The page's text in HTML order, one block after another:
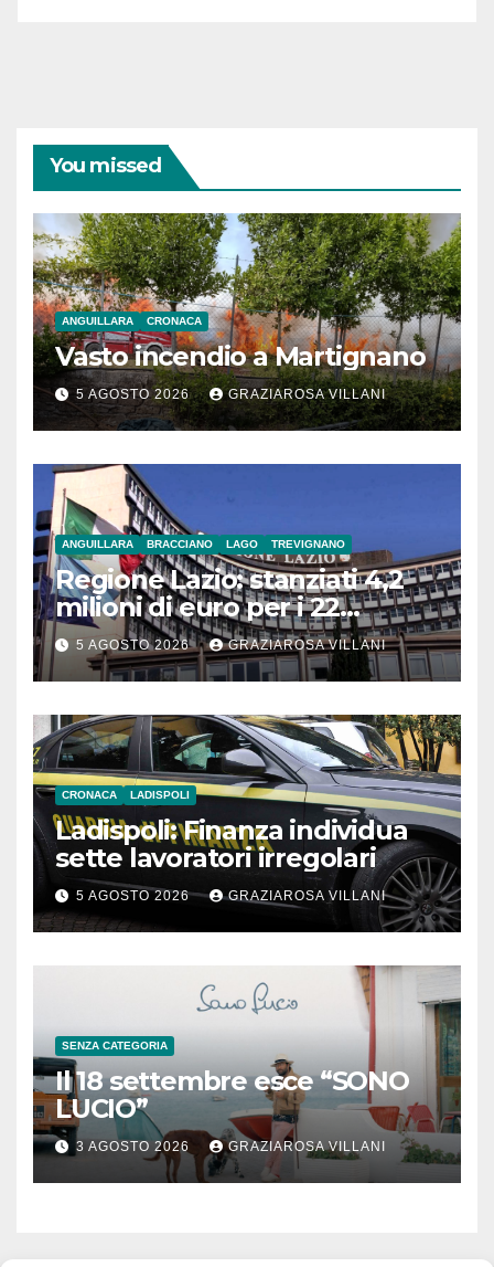
You missed
ANGUILLARA CRONACA
Vasto incendio a Martignano
5 AGOSTO 2026 GRAZIAROSA VILLANI
ANGUILLARA BRACCIANO LAGO TREVIGNANO
Regione Lazio: stanziati 4,2
milioni di euro per i 22
Comuni dell’Etruria
Meridionale
5 AGOSTO 2026 GRAZIAROSA VILLANI
CRONACA LADISPOLI
Ladispoli: Finanza individua
sette lavoratori irregolari
5 AGOSTO 2026 GRAZIAROSA VILLANI
SENZA CATEGORIA
Il 18 settembre esce “SONO
LUCIO”
3 AGOSTO 2026 GRAZIAROSA VILLANI